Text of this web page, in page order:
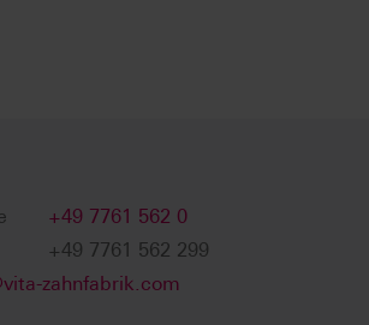
+49 7761 562 0
+49 7761 562 299
zahnfabrik.com